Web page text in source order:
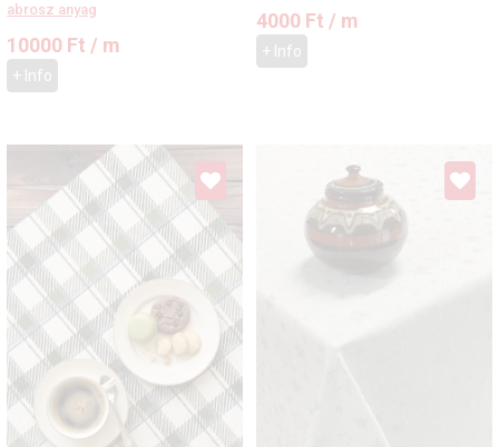
abrosz anyag
10000 Ft / m
+ Info
4000 Ft / m
+ Info